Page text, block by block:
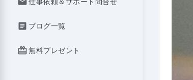
article ブログ一覧
redeem無料プレゼント